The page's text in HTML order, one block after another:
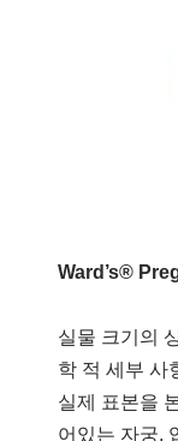
Ward’s®
실물 크기의
학 적 세부 사
실제 표본을
어있는 자궁,